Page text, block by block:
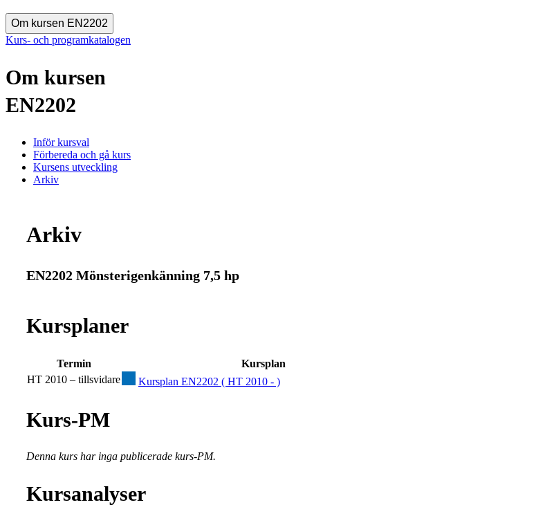
Om kursen EN2202
Kurs- och programkatalogen
Om kursen
EN2202
Inför kursval
Förbereda och gå kurs
Kursens utveckling
Arkiv
Arkiv
EN2202 Mönsterigenkänning 7,5 hp
Kursplaner
Termin
Kursplan
HT 2010 – tillsvidare
Kursplan EN2202 ( HT 2010 - )
Kurs-PM
Denna kurs har inga publicerade kurs-PM.
Kursanalyser